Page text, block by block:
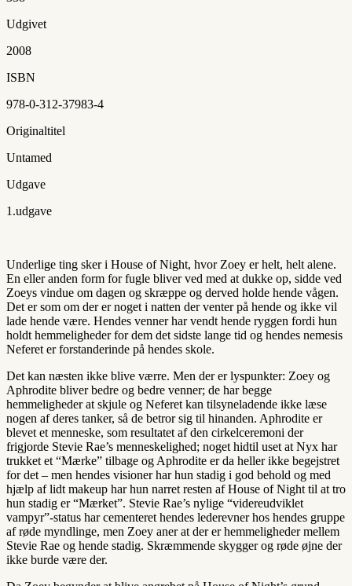
Udgivet
2008
ISBN
978-0-312-37983-4
Originaltitel
Untamed
Udgave
1.udgave
Underlige ting sker i House of Night, hvor Zoey er helt, helt alene.
En eller anden form for fugle bliver ved med at dukke op, sidde ved
Zoeys vindue om dagen og skræppe og derved holde hende vågen.
Det er som om der er noget i natten der venter på hende og ikke vil
lade hende være. Hendes venner har vendt hende ryggen fordi hun
holdt hemmeligheder for dem det sidste lange tid og hendes nemesis
Neferet er forstanderinde på hendes skole.
Det kan næsten ikke blive værre. Men der er lyspunkter: Zoey og
Aphrodite bliver bedre og bedre venner; de har begge
hemmeligheder at skjule og Neferet kan tilsyneladende ikke læse
nogen af deres tanker, så de betror sig til hinanden. Aphrodite er
blevet et menneske, som resultatet af den cirkelceremoni der
frigjorde Stevie Rae’s menneskelighed; noget hidtil uset at Nyx har
trukket et “Mærke” tilbage og Aphrodite er da heller ikke begejstret
for det – men hendes visioner har hun stadig i god behold og med
hjælp af lidt makeup har hun narret resten af House of Night til at tro
hun stadig er “Mærket”. Stevie Rae’s nylige “videreudviklet
vampyr”-status har cementeret hendes lederevner hos hendes gruppe
af røde myndlinge, men Zoey aner at der er hemmeligheder mellem
Stevie Rae og hende stadig. Skræmmende skygger og røde øjne der
ikke burde være der.